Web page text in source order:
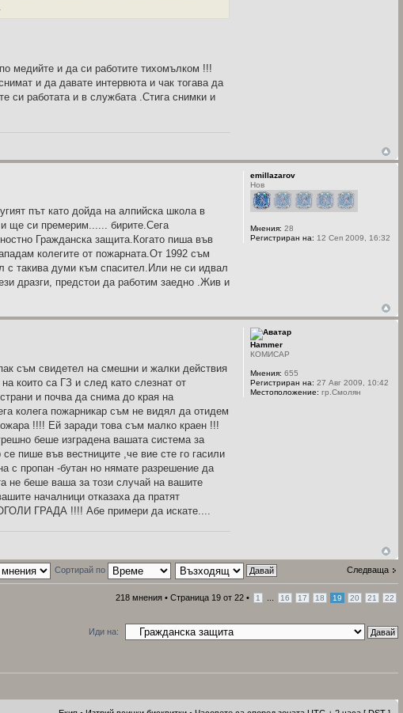
медийте и да си работите тихомълком !!!
и да давате интервюта и чак тогава да
си работата и в службата .Стига снимки и
път като дойда на алпийска школа в
ще си премерим...... бирите.Сега
Гражданска защита.Когато пиша във
колегите от пожарната.От 1992 съм
с такива думи към спасител.Или не си идвал
дразги, предстои да работим заедно .Жив и
emillazarov
Нов
Мнения: 28
Регистриран на: 12 Сеп 2009, 16:32
съм свидетел на смешни и жалки действия
които са ГЗ и след като слезнат от
и почва да снима до края на
колега пожарникар съм не видял да отидем
!!!! Ей заради това съм малко краен !!!
беше изградена вашата система за
пише във вестниците ,че вие сте го гасили
с пропан -бутан но нямате разрешение да
не беше ваша за този случай на вашите
началници отказаха да пратят
ГРАДА !!!! Абе примери да искате....
Hammer
КОМИСАР
Мнения: 655
Регистриран на: 27 Авг 2009, 10:42
Местоположение: гр.Смолян
Следваща
Сортирай по
218 мнения • Страница 19 от 22 • 1 16 17 18 19 20 21 22
Иди на: